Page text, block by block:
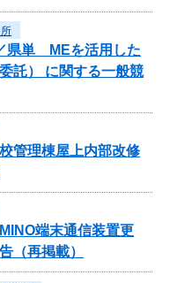
県単 MEを活用した
託） に関する一般競
管理棟屋上内部改修
端末通信装置更
（再掲載）